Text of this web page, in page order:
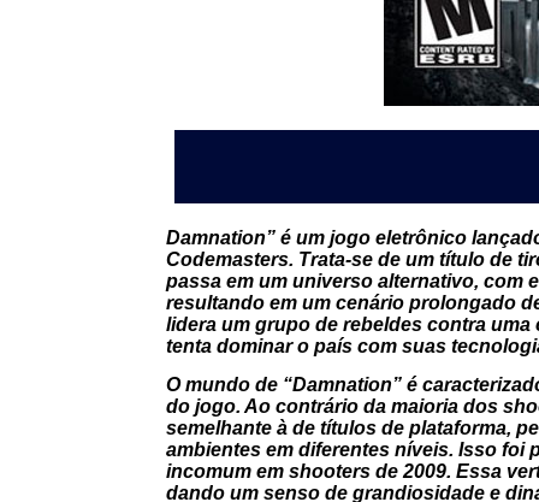
Damnation” é um jogo eletrônico
Codemasters. Trata-se de um título de
passa em um universo alternativo, com
resultando em um cenário prolongado
lidera um grupo de rebeldes contra
tenta dominar o país com suas
O mundo de “Damnation” é
do jogo. Ao contrário da maioria dos
semelhante à de títulos de plataforma,
ambientes em diferentes níveis. Isso foi
incomum em shooters de 2009. Essa
dando um senso de grandiosidade e